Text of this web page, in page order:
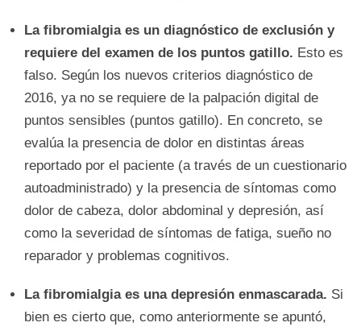
La fibromialgia es un diagnóstico de exclusión y
requiere del examen de los puntos gatillo. Esto es
falso. Según los nuevos criterios diagnóstico de
2016, ya no se requiere de la palpación digital de
puntos sensibles (puntos gatillo). En concreto, se
evalúa la presencia de dolor en distintas áreas
reportado por el paciente (a través de un cuestionario
autoadministrado) y la presencia de síntomas como
dolor de cabeza, dolor abdominal y depresión, así
como la severidad de síntomas de fatiga, sueño no
reparador y problemas cognitivos.
La fibromialgia es una depresión enmascarada. Si
bien es cierto que, como anteriormente se apuntó,